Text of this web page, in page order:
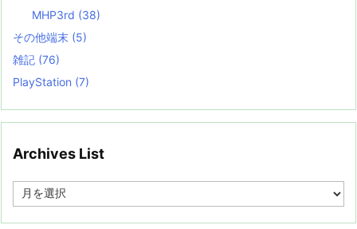
MHP3rd (38)
その他端末 (5)
雑記 (76)
PlayStation (7)
Archives List